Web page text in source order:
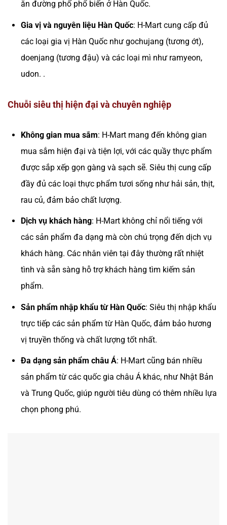
ăn đường phố phổ biến ở Hàn Quốc.
Gia vị và nguyên liệu Hàn Quốc: H-Mart cung cấp đủ
các loại gia vị Hàn Quốc như gochujang (tương ớt),
doenjang (tương đậu) và các loại mì như ramyeon,
udon. .
Chuỗi siêu thị hiện đại và chuyên nghiệp
Không gian mua sắm: H-Mart mang đến không gian
mua sắm hiện đại và tiện lợi, với các quầy thực phẩm
được sắp xếp gọn gàng và sạch sẽ. Siêu thị cung cấp
đầy đủ các loại thực phẩm tươi sống như hải sản, thịt,
rau củ, đảm bảo chất lượng.
Dịch vụ khách hàng: H-Mart không chỉ nổi tiếng với
các sản phẩm đa dạng mà còn chú trọng đến dịch vụ
khách hàng. Các nhân viên tại đây thường rất nhiệt
tình và sẵn sàng hỗ trợ khách hàng tìm kiếm sản
phẩm.
Sản phẩm nhập khẩu từ Hàn Quốc: Siêu thị nhập khẩu
trực tiếp các sản phẩm từ Hàn Quốc, đảm bảo hương
vị truyền thống và chất lượng tốt nhất.
Đa dạng sản phẩm châu Á: H-Mart cũng bán nhiều
sản phẩm từ các quốc gia châu Á khác, như Nhật Bản
và Trung Quốc, giúp người tiêu dùng có thêm nhiều lựa
chọn phong phú.